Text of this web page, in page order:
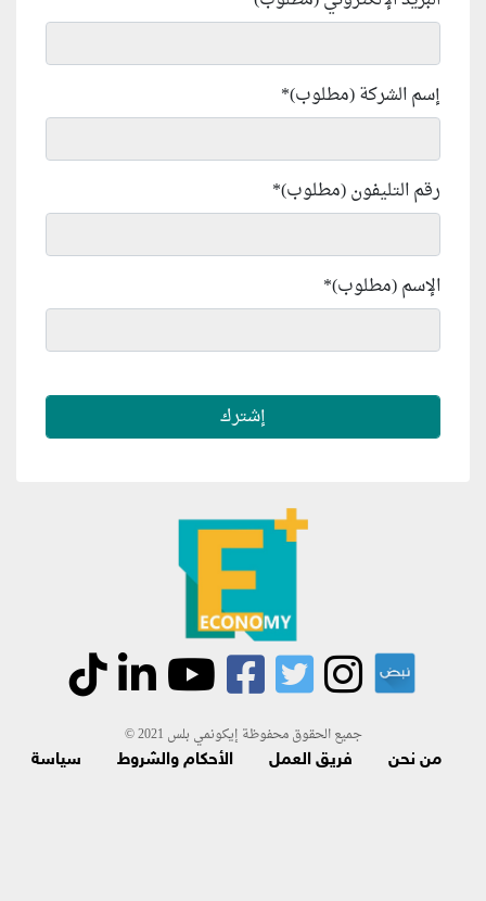
إسم الشركة (مطلوب)*
رقم التليفون (مطلوب)*
الإسم (مطلوب)*
جميع الحقوق محفوظة إيكونمي بلس 2021 ©
من نحن فريق العمل الأحكام والشروط
سياسة